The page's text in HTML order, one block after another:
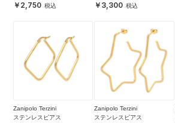
2,750 3,300
Zanipolo Terzini
ステンレスピアス
Zanipolo Terzini
ステンレスピアス